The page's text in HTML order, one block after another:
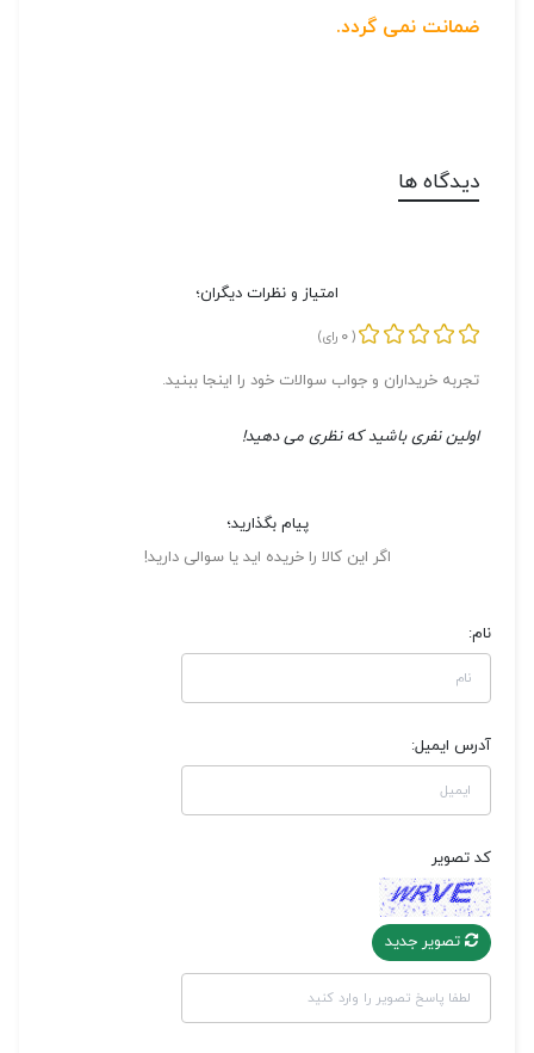
ضمانت نمی گردد.
دیدگاه ها
امتیاز و نظرات دیگران؛
(
0 رای)
تجربه خریداران و جواب سوالات خود را اینجا ببنید.
اولین نفری باشید که نظری می دهید!
پیام بگذارید؛
اگر این کالا را خریده اید یا سوالی دارید!
نام:
آدرس ایمیل:
کد تصویر
تصویر جدید